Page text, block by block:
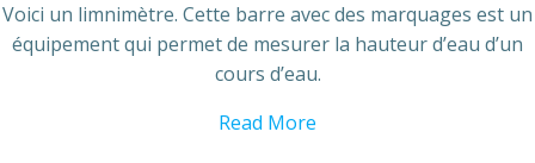
Voici un limnimètre. Cette barre avec des marquages est un
équipement qui permet de mesurer la hauteur d’eau d’un
cours d’eau.
Read More